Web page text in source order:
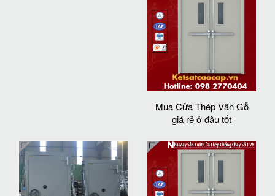
Mua Cửa Thép Vân Gỗ
giá rẻ ở đâu tốt